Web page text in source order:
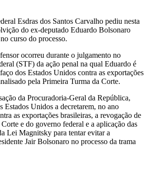
Esdras dos Santos Carvalho pediu nesta
do ex-deputado Eduardo Bolsonaro
curso do processo.
ocorreu durante o julgamento no
(STF) da ação penal na qual Eduardo é
dos Estados Unidos contra as exportações
pela Primeira Turma da Corte.
da Procuradoria-Geral da República,
Estados Unidos a decretarem, no ano
as exportações brasileiras, a revogação de
e do governo federal e a aplicação das
Lei Magnitsky para tentar evitar a
Jair Bolsonaro no processo da trama